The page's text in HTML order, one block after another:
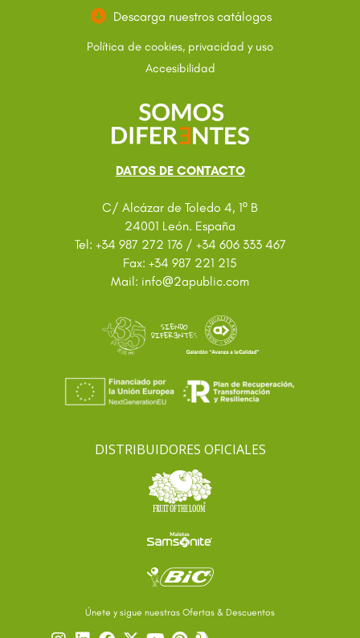
Descarga nuestros catálogos
Política de cookies, privacidad y uso
Accesibilidad
DATOS DE CONTACTO
C/ Alcázar de Toledo 4, 1º B
24001 León. España
Tel: +34 987 272 176 / +34 606 333 467
Fax: +34 987 221 215
Mail: info@2apublic.com
DISTRIBUIDORES OFICIALES
Únete y sigue nuestras Ofertas & Descuentos